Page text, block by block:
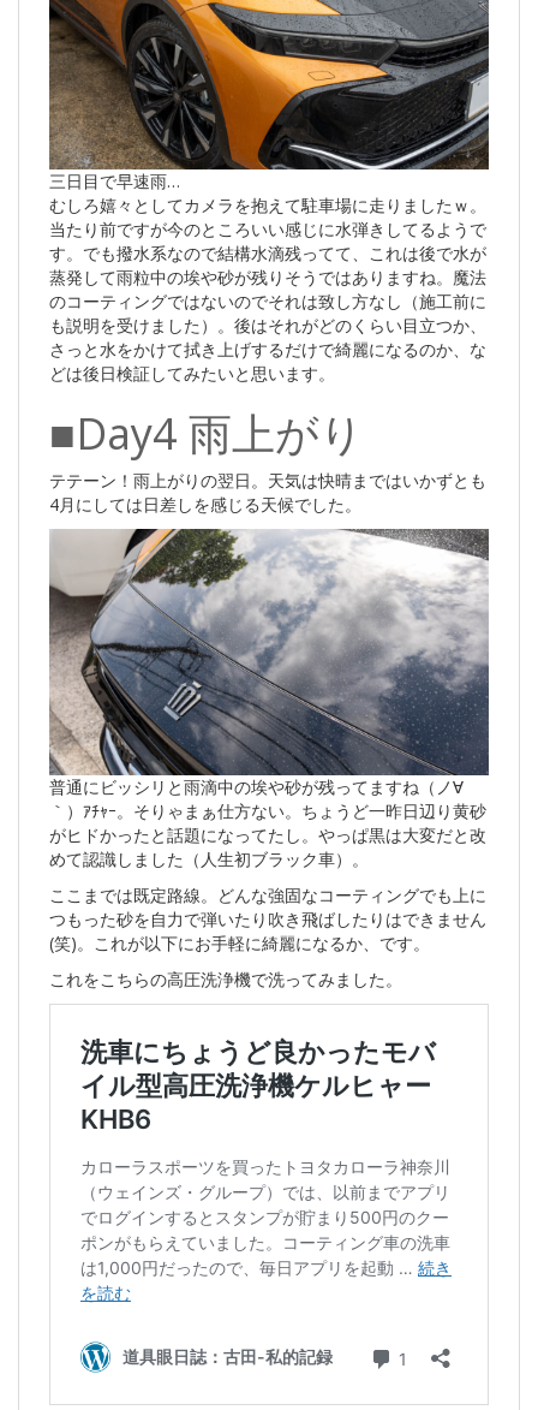
三日目で早速雨…
むしろ嬉々としてカメラを抱えて駐車場に走りましたｗ。
当たり前ですが今のところいい感じに水弾きしてるようで
す。でも撥水系なので結構水滴残ってて、これは後で水が
蒸発して雨粒中の埃や砂が残りそうではありますね。魔法
のコーティングではないのでそれは致し方なし（施工前に
も説明を受けました）。後はそれがどのくらい目立つか、
さっと水をかけて拭き上げするだけで綺麗になるのか、な
どは後日検証してみたいと思います。
■Day4 雨上がり
テテーン！雨上がりの翌日。天気は快晴まではいかずとも
4月にしては日差しを感じる天候でした。
普通にビッシリと雨滴中の埃や砂が残ってますね（ノ∀
｀）ｱﾁｬｰ。そりゃまぁ仕方ない。ちょうど一昨日辺り黄砂
がヒドかったと話題になってたし。やっぱ黒は大変だと改
めて認識しました（人生初ブラック車）。
ここまでは既定路線。どんな強固なコーティングでも上に
つもった砂を自力で弾いたり吹き飛ばしたりはできません
(笑)。これが以下にお手軽に綺麗になるか、です。
これをこちらの高圧洗浄機で洗ってみました。